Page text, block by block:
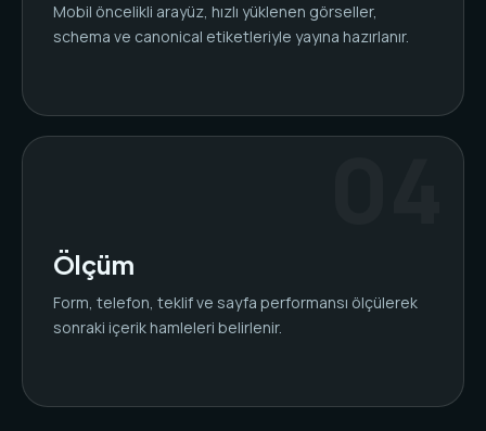
Mobil öncelikli arayüz, hızlı yüklenen görseller,
schema ve canonical etiketleriyle yayına hazırlanır.
Ölçüm
Form, telefon, teklif ve sayfa performansı ölçülerek
sonraki içerik hamleleri belirlenir.